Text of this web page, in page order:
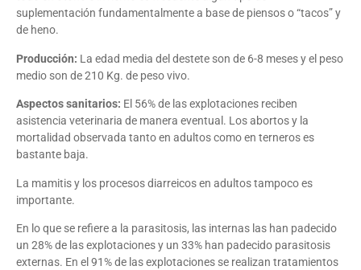
suplementación fundamentalmente a base de piensos o “tacos” y
de heno.
Producción: La edad media del destete son de 6-8 meses y el peso
medio son de 210 Kg. de peso vivo.
Aspectos sanitarios: El 56% de las explotaciones reciben
asistencia veterinaria de manera eventual. Los abortos y la
mortalidad observada tanto en adultos como en terneros es
bastante baja.
La mamitis y los procesos diarreicos en adultos tampoco es
importante.
En lo que se refiere a la parasitosis, las internas las han padecido
un 28% de las explotaciones y un 33% han padecido parasitosis
externas. En el 91% de las explotaciones se realizan tratamientos